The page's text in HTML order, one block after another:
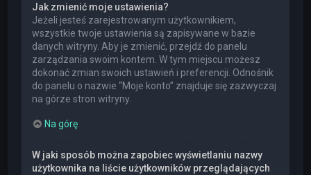
Jak zmienić moje ustawienia?
Jeżeli jesteś zarejestrowanym użytkownikiem,
wszystkie twoje ustawienia są zapisywane w bazie
danych witryny. Aby je zmienić, przejdź do panelu
zarządzania swoim kontem. W tym miejscu możesz
dokonać zmian swoich ustawień i preferencji. Odnośnik
do panelu o nazwie “Moje konto” znajduje się zazwyczaj
na górze stron witryny.
Na górę
W jaki sposób można zapobiec wyświetlaniu nazwy
użytkownika na liście użytkowników przeglądających